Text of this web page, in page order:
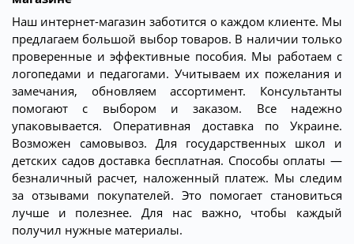
Наш интернет-магазин заботится о каждом клиенте. Мы
предлагаем большой выбор товаров. В наличии только
проверенные и эффективные пособия. Мы работаем с
логопедами и педагогами. Учитываем их пожелания и
замечания, обновляем ассортимент. Консультанты
помогают с выбором и заказом. Все надежно
упаковывается. Оперативная доставка по Украине.
Возможен самовывоз. Для государственных школ и
детских садов доставка бесплатная. Способы оплаты ―
безналичный расчет, наложенный платеж. Мы следим
за отзывами покупателей. Это помогает становиться
лучше и полезнее. Для нас важно, чтобы каждый
получил нужные материалы.